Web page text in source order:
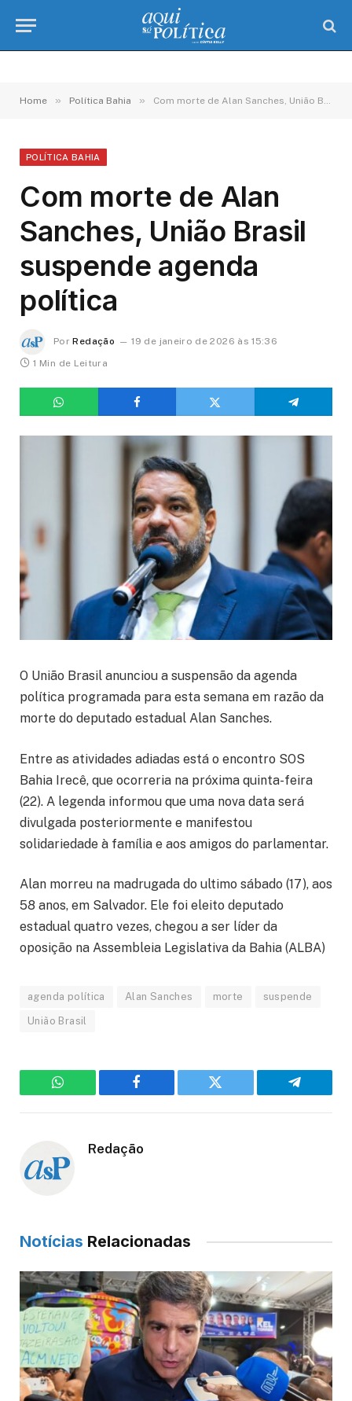
Home » Política Bahia » Com morte de Alan Sanches, União Brasil suspende agenda política
POLÍTICA BAHIA
Com morte de Alan
Sanches, União Brasil
suspende agenda
política
Por Redação
19 de janeiro de 2026 às 15:36
1 Min de Leitura
O União Brasil anunciou a suspensão da agenda
política programada para esta semana em razão da
morte do deputado estadual Alan Sanches.
Entre as atividades adiadas está o encontro SOS
Bahia Irecê, que ocorreria na próxima quinta-feira
(22). A legenda informou que uma nova data será
divulgada posteriormente e manifestou
solidariedade à família e aos amigos do parlamentar.
Alan morreu na madrugada do ultimo sábado (17), aos
58 anos, em Salvador. Ele foi eleito deputado
estadual quatro vezes, chegou a ser líder da
oposição na Assembleia Legislativa da Bahia (ALBA)
agenda política Alan Sanches morte suspende
União Brasil
WhatsApp Facebook Twitter Telegram
Redação
Notícias Relacionadas